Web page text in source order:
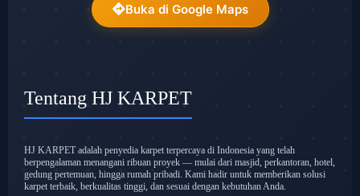
Buka di Google Maps
Tentang HJ KARPET
HJ KARPET adalah penyedia karpet terpercaya di Indonesia yang telah
berpengalaman menangani ribuan proyek — mulai dari masjid, perkantoran, hotel,
gedung pertemuan, hingga rumah pribadi. Kami hadir untuk memberikan solusi
karpet terbaik, berkualitas tinggi, dan sesuai dengan kebutuhan Anda.